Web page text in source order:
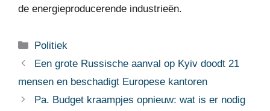
de energieproducerende industrieën.
Categorieën
Politiek
Een grote Russische aanval op Kyiv doodt 21
mensen en beschadigt Europese kantoren
Pa. Budget kraampjes opnieuw: wat is er nodig